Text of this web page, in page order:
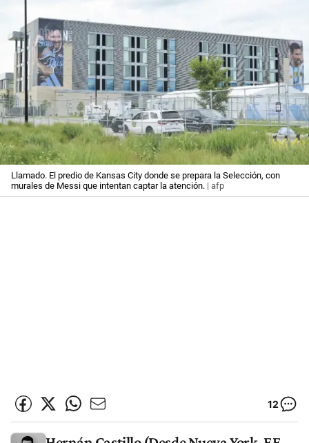
Llamado. El predio de Kansas City donde se prepara la Selección, con
murales de Messi que intentan captar la atención. | afp
12